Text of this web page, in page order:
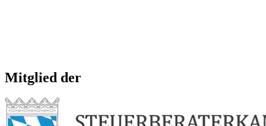
Mitglied der